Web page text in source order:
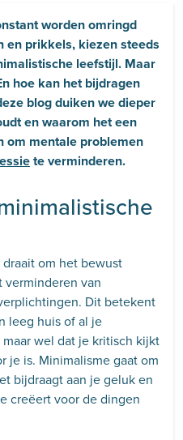
worden omringd
en prikkels, kiezen steeds
leefstijl. Maar
hoe kan het bijdragen
blog duiken we dieper
en waarom het een
om mentale problemen
te verminderen.
om het bewust
van
Dit betekent
leeg huis of al je
wel dat je kritisch kijkt
je is. Minimalisme gaat om
bijdraagt aan je geluk en
creëert voor de dingen